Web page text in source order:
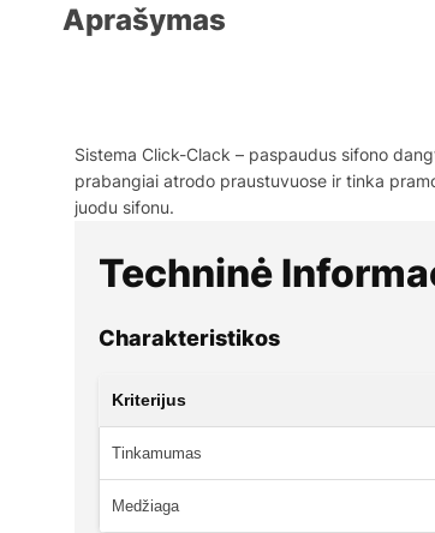
Aprašymas
Sistema Click-Clack – paspaudus sifono
prabangiai atrodo praustuvuose ir tinka
juodu sifonu.
Techninė
Charakteristikos
Kriterijus
Tinkamumas
Medžiaga